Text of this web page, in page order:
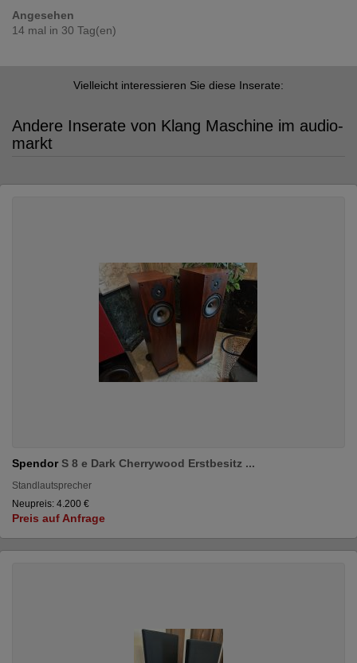
Angesehen
14 mal in 30 Tag(en)
Vielleicht interessieren Sie diese Inserate:
Andere Inserate von Klang Maschine im audio-
markt
SpendorS 8 e Dark Cherrywood Erstbesitz ...
Standlautsprecher
Neupreis: 4.200 €
Preis auf Anfrage